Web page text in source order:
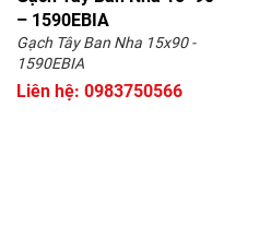
– 1590EBIA
Gạch Tây Ban Nha 15x90 -
1590EBIA
Liên hệ: 0983750566